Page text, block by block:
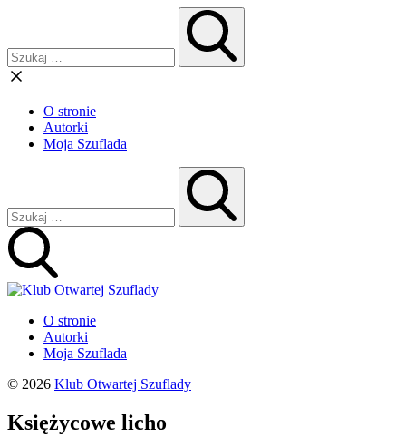
O stronie
Autorki
Moja Szuflada
O stronie
Autorki
Moja Szuflada
© 2026 Klub Otwartej Szuflady
Księżycowe licho